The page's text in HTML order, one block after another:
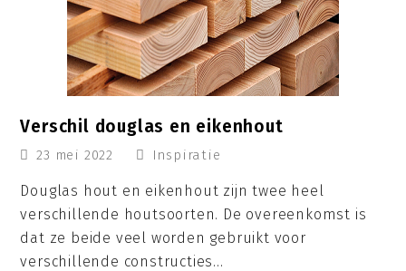
Verschil douglas en eikenhout
23 mei 2022 Inspiratie
Douglas hout en eikenhout zijn twee heel
verschillende houtsoorten. De overeenkomst is
dat ze beide veel worden gebruikt voor
verschillende constructies…